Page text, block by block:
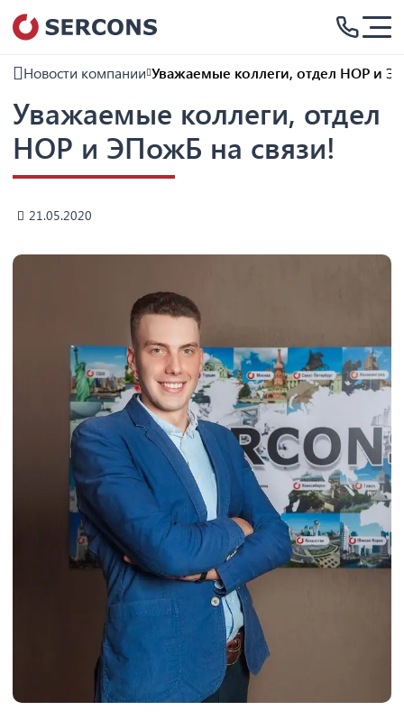
Новости компании Уважаемые коллеги, отдел НОР и
Уважаемые коллеги, отдел
НОР и ЭПожБ на связи!
21.05.2020